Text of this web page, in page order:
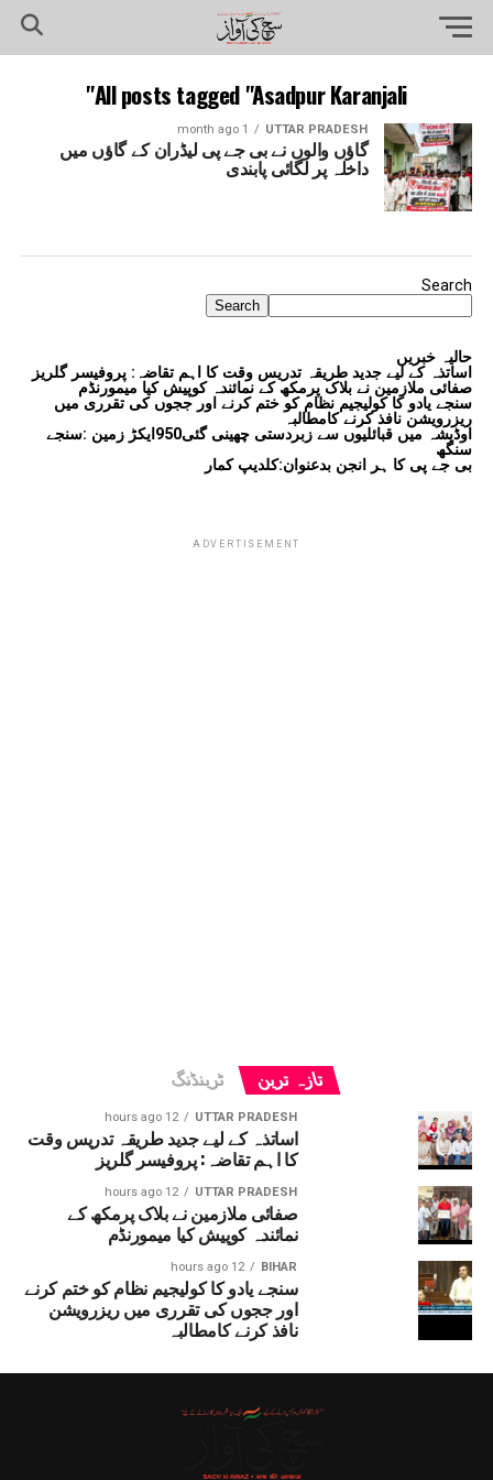
All posts tagged "Asadpur Karanjali"
UTTAR PRADESH
1 month ago
گاؤں والوں نے بی جے پی لیڈران کے گاؤں میں
داخلہ پر لگائی پابندی
Search
Search
حالیہ خبریں
اساتذہ کے لیے جدید طریقہ تدریس وقت کا اہم تقاضہ: پروفیسر گلریز
صفائی ملازمین نے بلاک پرمکھ کے نمائندہ کوپیش کیا میمورنڈم
سنجے یادو کا کولیجیم نظام کو ختم کرنے اور ججوں کی تقرری میں
ریزرویشن نافذ کرنے کامطالبہ
اوڈیشہ میں قبائلیوں سے زبردستی چھینی گئی950ایکڑ زمین :سنجے
سنگھ
بی جے پی کا ہر انجن بدعنوان:کلدیپ کمار
ADVERTISEMENT
تازہ ترین ٹرینڈنگ
UTTAR PRADESH
12 hours ago
اساتذہ کے لیے جدید طریقہ تدریس وقت
کا اہم تقاضہ: پروفیسر گلریز
UTTAR PRADESH
12 hours ago
صفائی ملازمین نے بلاک پرمکھ کے
نمائندہ کوپیش کیا میمورنڈم
BIHAR
12 hours ago
سنجے یادو کا کولیجیم نظام کو ختم کرنے
اور ججوں کی تقرری میں ریزرویشن
نافذ کرنے کامطالبہ